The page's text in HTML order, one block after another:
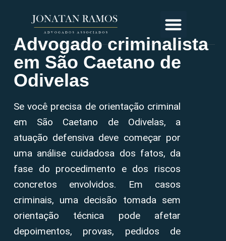
Advogado criminalista
em São Caetano de
Odivelas
Se você precisa de orientação criminal
em São Caetano de Odivelas, a
atuação defensiva deve começar por
uma análise cuidadosa dos fatos, da
fase do procedimento e dos riscos
concretos envolvidos. Em casos
criminais, uma decisão tomada sem
orientação técnica pode afetar
depoimentos, provas, pedidos de